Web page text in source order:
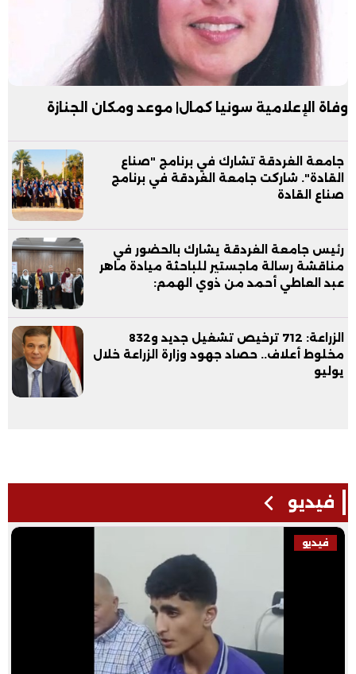
وفاة الإعلامية سونيا كمال| موعد ومكان الجنازة
جامعة الغردقة تشارك في برنامج "صناع
القادة". شاركت جامعة الغردقة في برنامج
صناع القادة
رئيس جامعة الغردقة يشارك بالحضور في
مناقشة رسالة ماجستير للباحثة ميادة ماهر
عبد العاطي أحمد من ذوي الهمم:
الزراعة: 712 ترخيص تشغيل جديد و832
مخلوط أعلاف.. حصاد جهود وزارة الزراعة خلال
يوليو
فيديو
فيديو